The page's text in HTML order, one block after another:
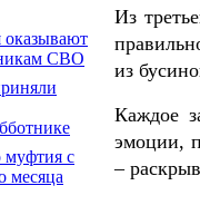
СВО
муфтия с
месяца
Из
из
Каждое
эмоции,
–